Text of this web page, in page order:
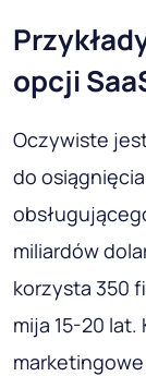
opcji
Oczywiste
do osiągnięcia
miliardów
korzysta 350
mija 15-20